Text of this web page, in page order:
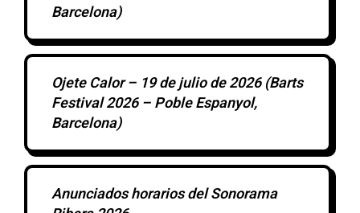
Barcelona)
Ojete Calor – 19 de julio de 2026 (Barts
Festival 2026 – Poble Espanyol,
Barcelona)
Anunciados horarios del Sonorama